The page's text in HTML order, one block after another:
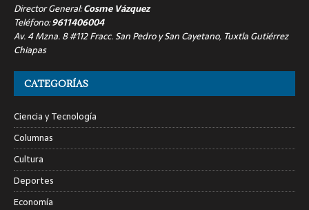
Director General:Cosme Vázquez
Teléfono:9611406004
Av. 4 Mzna. 8 #112 Fracc. San Pedro y San Cayetano, Tuxtla Gutiérrez
Chiapas
CATEGORÍAS
Ciencia y Tecnología
Columnas
Cultura
Deportes
Economía